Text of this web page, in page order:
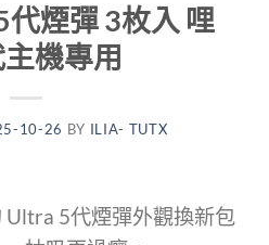
代煙彈 3枚入 哩
機專用
10-26 BY ILIA- TUTX
Ultra 5代煙彈外觀換新包